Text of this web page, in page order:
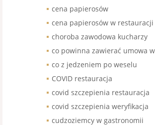
cena papierosów
cena papierosów w restauracji
choroba zawodowa kucharzy
co powinna zawierać umowa
co z jedzeniem po weselu
COVID restauracja
covid szczepienia restauracja
covid szczepienia weryfikacja
cudzoziemcy w gastronomii